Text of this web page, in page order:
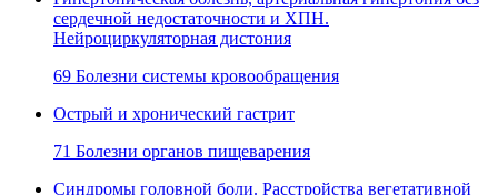
сердечной недостаточности и ХПН.
Нейроциркуляторная дистония
69 Болезни системы кровообращения
Острый и хронический гастрит
71 Болезни органов пищеварения
Синдромы головной боли. Расстройства вегетативной